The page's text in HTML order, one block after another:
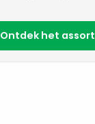
Ontdek het